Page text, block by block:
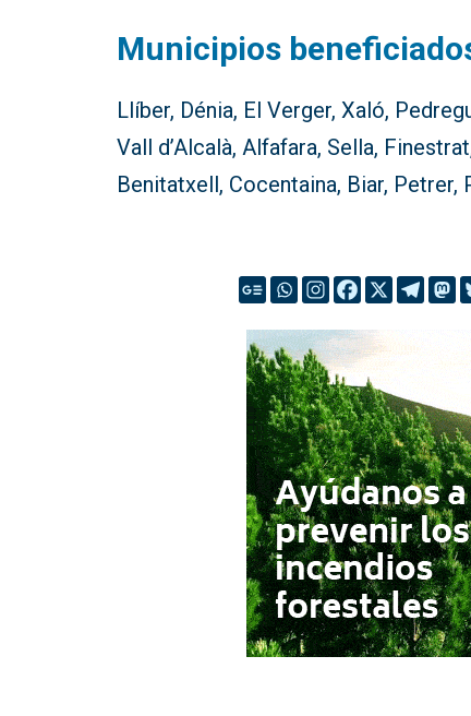
Municipios
Llíber, Dénia, El Verger, Xaló,
Vall d’Alcalà, Alfafara, Sella,
Benitatxell, Cocentaina, Biar, Petrer,